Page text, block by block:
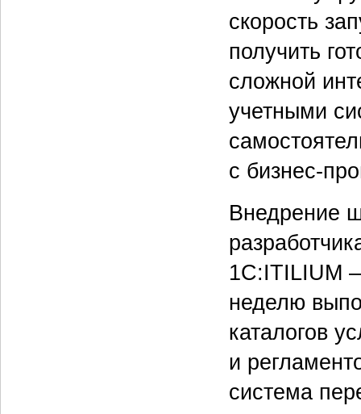
скорость
получить
сложной
учетными
с бизнес-
Внедрение
1С:ITILIUM
неделю
каталогов
и
система